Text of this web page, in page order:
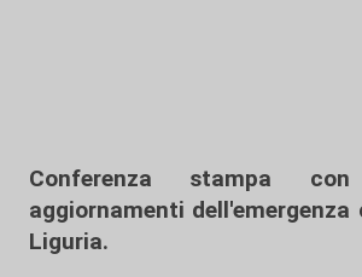
Conferenza stampa
aggiornamenti dell'emergenza
Liguria.